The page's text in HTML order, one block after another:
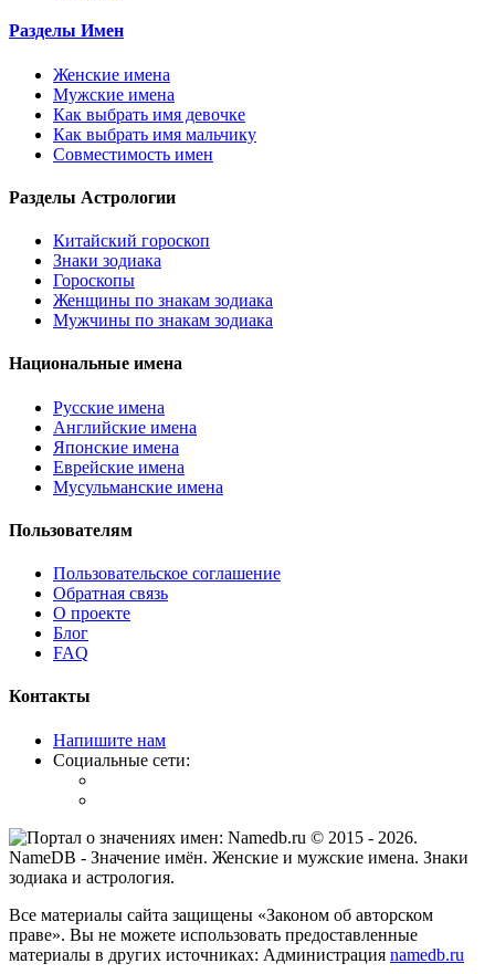
Разделы Имен
Женские имена
Мужские имена
Как выбрать имя девочке
Как выбрать имя мальчику
Совместимость имен
Разделы Астрологии
Китайский гороскоп
Знаки зодиака
Гороскопы
Женщины по знакам зодиака
Мужчины по знакам зодиака
Национальные имена
Русские имена
Английские имена
Японские имена
Еврейские имена
Мусульманские имена
Пользователям
Пользовательское соглашение
Обратная связь
О проекте
Блог
FAQ
Контакты
Напишите нам
Социальные сети:
© 2015 - 2026.
NameDB - Значение имён. Женские и мужские имена. Знаки
зодиака и астрология.
Все материалы сайта защищены «Законом об авторском
праве». Вы не можете использовать предоставленные
материалы в других источниках: Администрация namedb.ru